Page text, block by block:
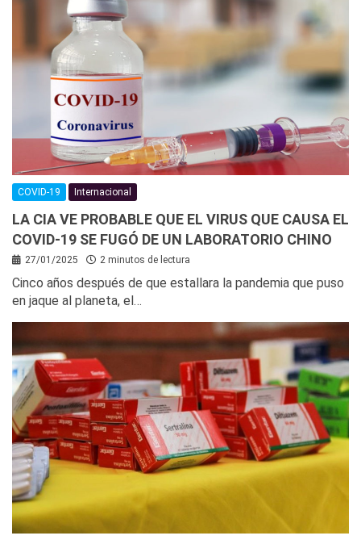
COVID-19 Internacional
LA CIA VE PROBABLE QUE EL VIRUS QUE CAUSA EL
COVID-19 SE FUGÓ DE UN LABORATORIO CHINO
27/01/2025 2 minutos de lectura
Cinco años después de que estallara la pandemia que puso
en jaque al planeta, el…